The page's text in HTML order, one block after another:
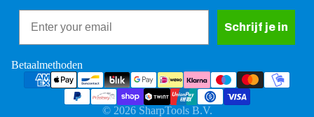
Schrijf je in
Betaalmethoden
© 2026 SharpTools B.V.